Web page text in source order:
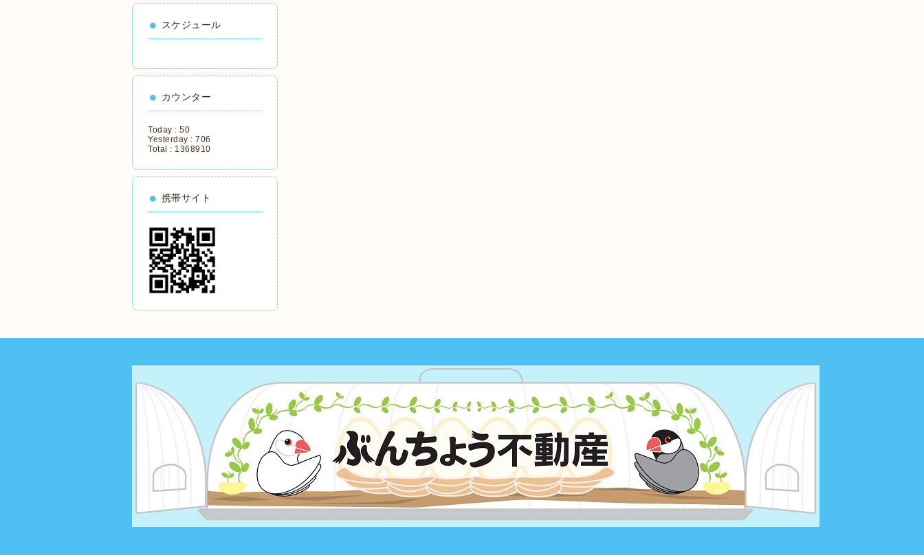
スケジュール
カウンター
Today : 50
Yesterday : 706
Total : 1368910
携帯サイト